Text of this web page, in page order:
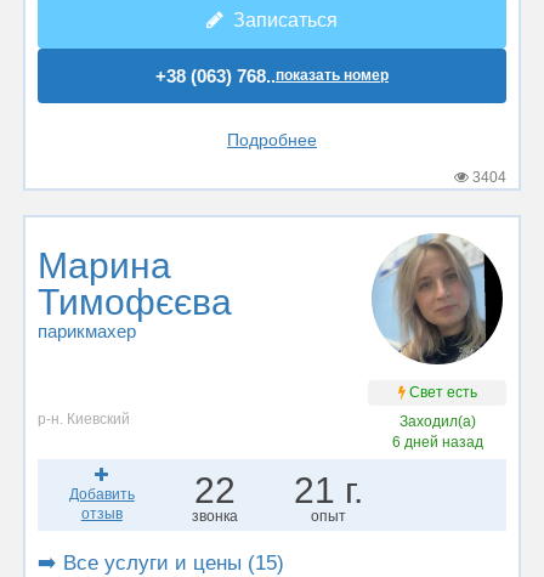
Записаться
+38 (063) 768..показать номер
Подробнее
3404
Марина
Тимофєєва
парикмахер
Свет есть
р-н. Киевский
Заходил(а)
6 дней назад
Добавить
отзыв
22
звонка
21 г.
опыт
➡️ Все услуги и цены (15)